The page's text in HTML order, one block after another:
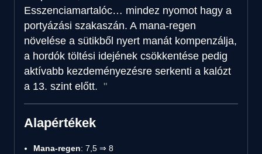
Esszenciamartalóc… mindez nyomot hagy a
portyázási szakaszán. A mana-regen
növelése a sütikből nyert manát kompenzálja,
a hordók töltési idejének csökkentése pedig
aktívabb kezdeményezésre serkenti a kalózt
a 13. szint előtt.
Alapértékek
Mana-regen: 7,5 ⇒ 8